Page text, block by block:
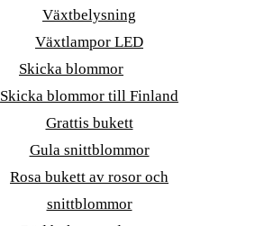
Växtbelysning
Växtlampor LED
Skicka blommor
Skicka blommor till Finland
Grattis bukett
Gula snittblommor
Rosa bukett av rosor och
snittblommor